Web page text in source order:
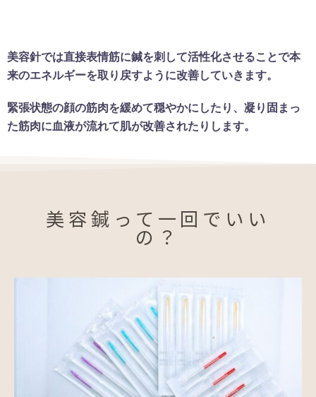
美容針では直接表情筋に鍼を刺して活性化させることで本
来のエネルギーを取り戻すように改善していきます。
緊張状態の顔の筋肉を緩めて穏やかにしたり、凝り固まっ
た筋肉に血液が流れて肌が改善されたりします。
美容鍼って一回でいい
の？